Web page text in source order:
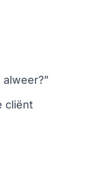
cliënt